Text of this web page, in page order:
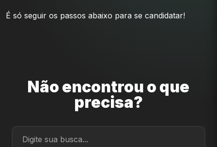
É só seguir os passos abaixo para se candidatar!
Não encontrou o que
precisa?